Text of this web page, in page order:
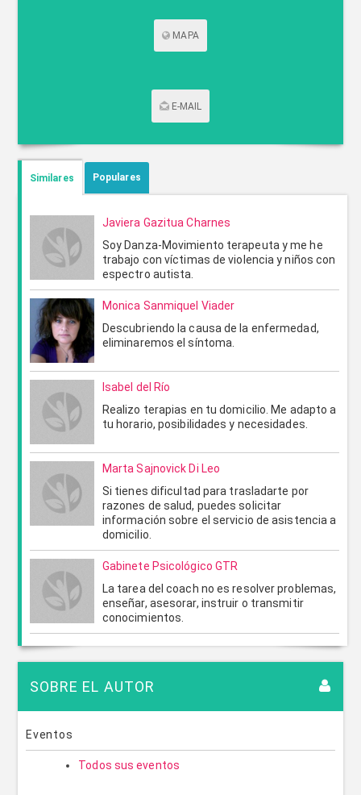
MAPA
E-MAIL
Similares Populares
Javiera Gazitua Charnes
Soy Danza-Movimiento terapeuta y me he
trabajo con víctimas de violencia y niños con
espectro autista.
Monica Sanmiquel Viader
Descubriendo la causa de la enfermedad,
eliminaremos el síntoma.
Isabel del Río
Realizo terapias en tu domicilio. Me adapto a
tu horario, posibilidades y necesidades.
Marta Sajnovick Di Leo
Si tienes dificultad para trasladarte por
razones de salud, puedes solicitar
información sobre el servicio de asistencia a
domicilio.
Gabinete Psicológico GTR
La tarea del coach no es resolver problemas,
enseñar, asesorar, instruir o transmitir
conocimientos.
SOBRE EL AUTOR
Eventos
Todos sus eventos